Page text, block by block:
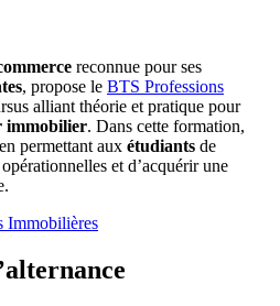
reconnue pour ses
, propose le BTS Professions
alliant théorie et pratique pour
immobilier. Dans cette formation,
permettant aux étudiants de
opérationnelles et d’acquérir une
Immobilières